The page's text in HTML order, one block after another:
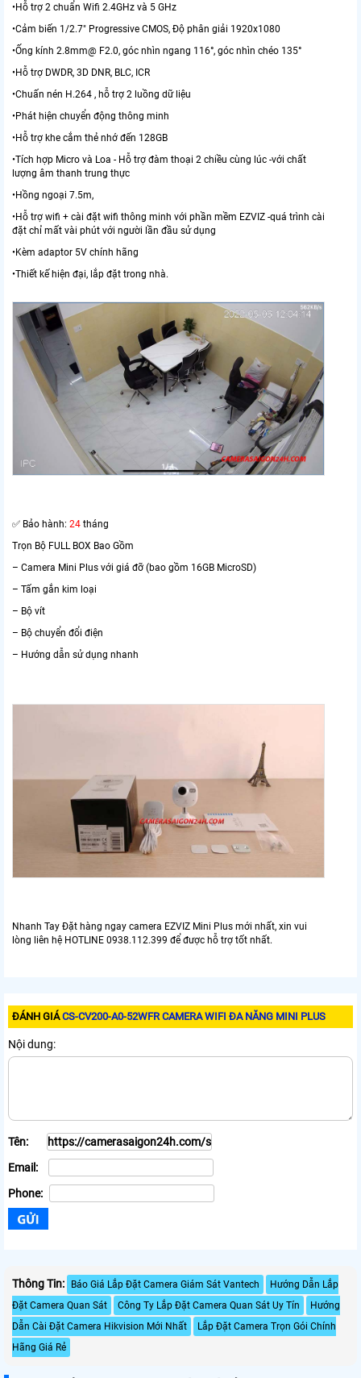
•Hỗ trợ 2 chuẩn Wifi 2.4GHz và 5 GHz
•Cảm biến 1/2.7" Progressive CMOS, Độ phân giải 1920x1080
•Ống kính 2.8mm@ F2.0, góc nhìn ngang 116°, góc nhìn chéo 135°
•Hỗ trợ DWDR, 3D DNR, BLC, ICR
•Chuấn nén H.264 , hỗ trợ 2 luồng dữ liệu
•Phát hiện chuyển động thông minh
•Hỗ trợ khe cắm thẻ nhớ đến 128GB
•Tích hợp Micro và Loa - Hỗ trợ đàm thoại 2 chiều cùng lúc -với chất
lượng âm thanh trung thực
•Hồng ngoại 7.5m,
•Hỗ trợ wifi + cài đặt wifi thông minh với phần mềm EZVIZ -quá trình cài
đặt chỉ mất vài phút với người lần đầu sử dụng
•Kèm adaptor 5V chính hãng
•Thiết kế hiện đại, lắp đặt trong nhà.
✅ Bảo hành: 24 tháng
Trọn Bộ FULL BOX Bao Gồm
– Camera Mini Plus với giá đỡ (bao gồm 16GB MicroSD)
– Tấm gắn kim loại
– Bộ vít
– Bộ chuyển đổi điện
– Hướng dẫn sử dụng nhanh
Nhanh Tay Đặt hàng ngay camera EZVIZ Mini Plus mới nhất, xin vui
lòng liên hệ HOTLINE 0938.112.399 để được hỗ trợ tốt nhất.
ĐÁNH GIÁCS-CV200-A0-52WFR CAMERA WIFI ĐA NĂNG MINI PLUS
Nội dung:
Tên:
Email:
Phone:
Thông Tin: Báo Giá Lắp Đặt Camera Giám Sát Vantech
Hướng Dẫn Lắp
Đặt Camera Quan Sát
Công Ty Lắp Đặt Camera Quan Sát Uy Tín
Hướng
Dẫn Cài Đặt Camera Hikvision Mới Nhất
Lắp Đặt Camera Trọn Gói Chính
Hãng Giá Rẻ